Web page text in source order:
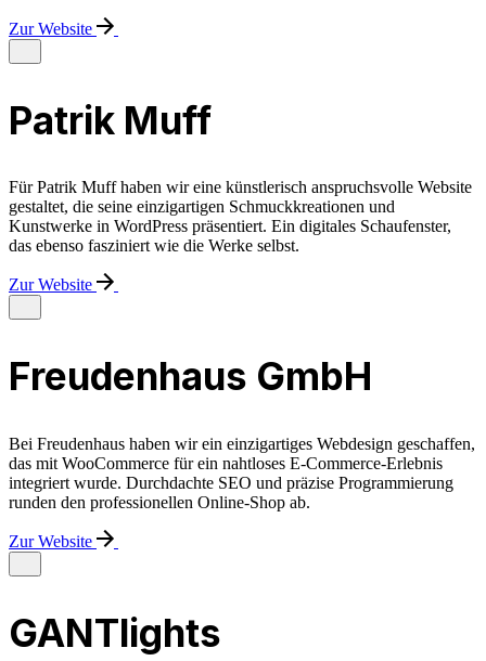
Zur Website
Patrik Muff
Für Patrik Muff haben wir eine künstlerisch anspruchsvolle Website
gestaltet, die seine einzigartigen Schmuckkreationen und
Kunstwerke in WordPress präsentiert. Ein digitales Schaufenster,
das ebenso fasziniert wie die Werke selbst.
Zur Website
Freudenhaus GmbH
Bei Freudenhaus haben wir ein einzigartiges Webdesign geschaffen,
das mit WooCommerce für ein nahtloses E-Commerce-Erlebnis
integriert wurde. Durchdachte SEO und präzise Programmierung
runden den professionellen Online-Shop ab.
Zur Website
GANTlights